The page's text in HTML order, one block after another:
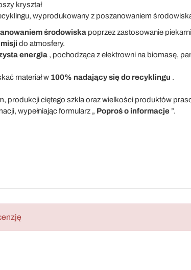
kryształ
wyprodukowany z poszanowaniem
środowiskapoprzez zastosowanie
do atmosfery.
energia, pochodząca z elektrowni na biomasę,
materiał w 100% nadający się do recyklingu .
produkcji ciętego szkła oraz wielkości produktów
wypełniając formularz „ Poproś o informacje”.